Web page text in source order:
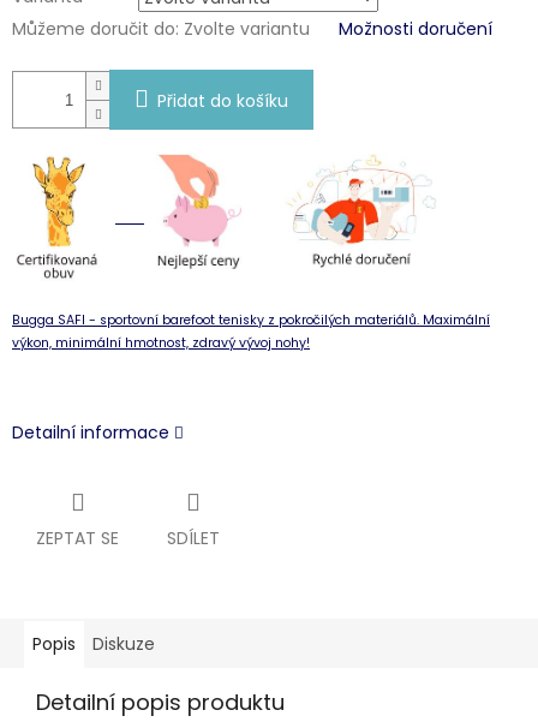
Můžeme doručit do: Zvolte variantu Možnosti doručení
Přidat do košíku
Bugga SAFI - sportovní barefoot tenisky z pokročilých materiálů. Maximální
výkon, minimální hmotnost, zdravý vývoj nohy!
Detailní informace
ZEPTAT SE SDÍLET
Popis Diskuze
Detailní popis produktu